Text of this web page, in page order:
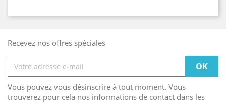
Recevez nos offres spéciales
Vous pouvez vous désinscrire à tout moment. Vous
trouverez pour cela nos informations de contact dans les